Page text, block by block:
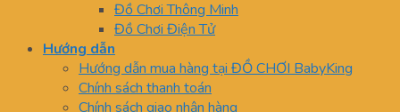
Đồ Chơi Thông Minh
Đồ Chơi Điện Tử
Hướng dẫn
Hướng dẫn mua hàng tại ĐỒ CHƠI BabyKing
Chính sách thanh toán
Chính sách giao nhận hàng